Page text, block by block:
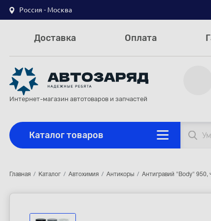
Россия - Москва
Доставка Оплата
Интернет-магазин автотоваров и запчастей
Каталог товаров
Главная Каталог Автохимия Антикоры Антигравий "Body" 950,